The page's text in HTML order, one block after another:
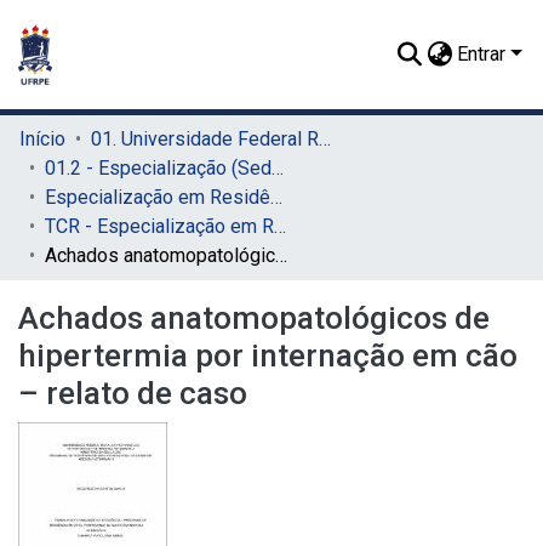
Entrar
Início
01. Universidade Federal Rural de Pernambuco - UFRPE (Sede)
01.2 - Especialização (Sede)
Especialização em Residência Veterinária (Sede)
TCR - Especialização em Residência Veterinária (Sede)
Achados anatomopatológicos de hipertermia por internação em cão – relato de caso
Achados anatomopatológicos de
hipertermia por internação em cão
– relato de caso